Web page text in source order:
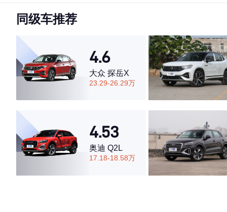
4.76
·外观表现较为优秀，优于69%同级车
·内饰表现较为优秀，优于76%同级车
·空间表现较为优秀，优于62%同级车
同级车推荐
4.6
大众 探岳X
23.29-26.29万
4.53
奥迪 Q2L
17.18-18.58万